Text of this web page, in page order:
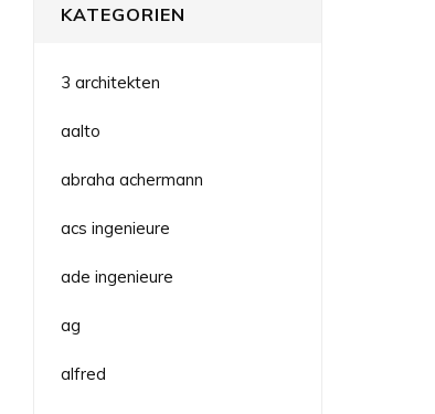
KATEGORIEN
3 architekten
aalto
abraha achermann
acs ingenieure
ade ingenieure
ag
alfred